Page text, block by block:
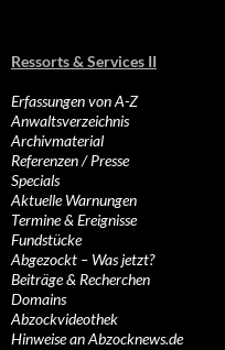
Ressorts & Services II
Erfassungen von A-Z
Anwaltsverzeichnis
Archivmaterial
Referenzen / Presse
Specials
Aktuelle Warnungen
Termine & Ereignisse
Fundstücke
Abgezockt – Was jetzt?
Beiträge & Recherchen
Domains
Abzockvideothek
Hinweise an Abzocknews.de